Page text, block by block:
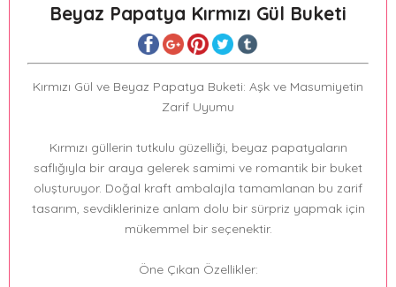
Beyaz Papatya Kırmızı Gül Buketi
Kırmızı Gül ve Beyaz Papatya Buketi: Aşk ve Masumiyetin
Zarif Uyumu
Kırmızı güllerin tutkulu güzelliği, beyaz papatyaların
saflığıyla bir araya gelerek samimi ve romantik bir buket
oluşturuyor. Doğal kraft ambalajla tamamlanan bu zarif
tasarım, sevdiklerinize anlam dolu bir sürpriz yapmak için
mükemmel bir seçenektir.
Öne Çıkan Özellikler: